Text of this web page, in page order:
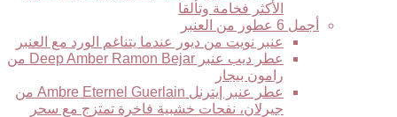
الأكثر فخامة وتألقا
أجمل 6 عطور من العنبر
عنبر نويت من ديور عندما يتناغم الورد مع العنبر
عطر ديب عنبر Deep Amber Ramon Bejar من
رامون بيجار
عطر عنبر إيترنل Ambre Eternel Guerlain من
جيرلان، نفحات خشبية فاخرة تمتزج مع سحر